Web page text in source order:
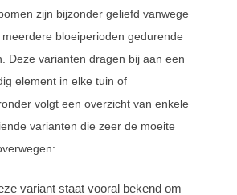
zijn bijzonder geliefd vanwege
bloeiperioden gedurende
Deze varianten dragen bij aan een
element in elke tuin of
volgt een overzicht van enkele
varianten die zeer de moeite
variant staat vooral bekend om